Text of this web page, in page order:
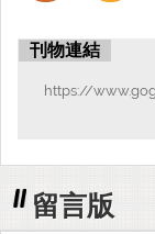
刊物連結
https://
留言版